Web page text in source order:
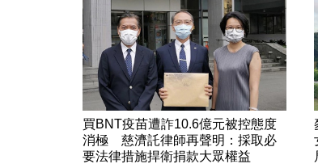
買BNT疫苗遭詐10.6億元被控態度
消極 慈濟託律師再聲明：採取必
要法律措施捍衛捐款大眾權益